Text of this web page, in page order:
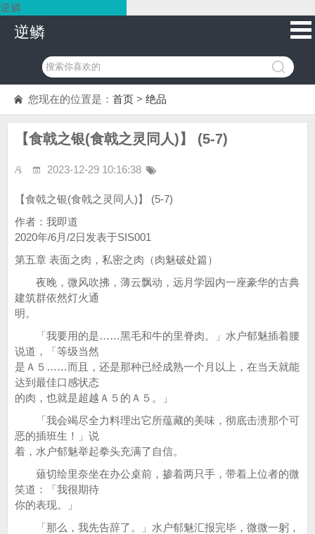
逆鳞
逆鳞
您现在的位置是： 首页 > 绝品
【食戟之银(食戟之灵同人)】 (5-7)
2023-12-29 10:16:38
【食戟之银(食戟之灵同人)】 (5-7)
作者：我即道
2020年/6月/2日发表于SIS001
第五章 表面之肉，私密之肉（肉魅破处篇）
夜晚，微风吹拂，薄云飘动，远月学园内一座豪华的古典
建筑群依然灯火通
明。
「我要用的是……黑毛和牛的里脊肉。」水户郁魅插着腰
说道，「等级当然
是Ａ５……而且，还是那种已经成熟一个月以上，在当天就能
达到最佳口感状态
的肉，也就是超越Ａ５的Ａ５。」
「我会竭尽全力料理出它所蕴藏的美味，彻底击溃那个可
恶的插班生！」说
着，水户郁魅举起拳头充满了自信。
薙切绘里奈坐在办公桌前，掺着两只手，带着上位者的微
笑道：「我很期待
你的表现。」
「那么，我先告辞了。」水户郁魅汇报完毕，微微一躬，